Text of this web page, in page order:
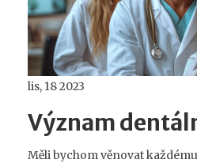
lis, 18 2023
Význam
Měli bychom věnovat